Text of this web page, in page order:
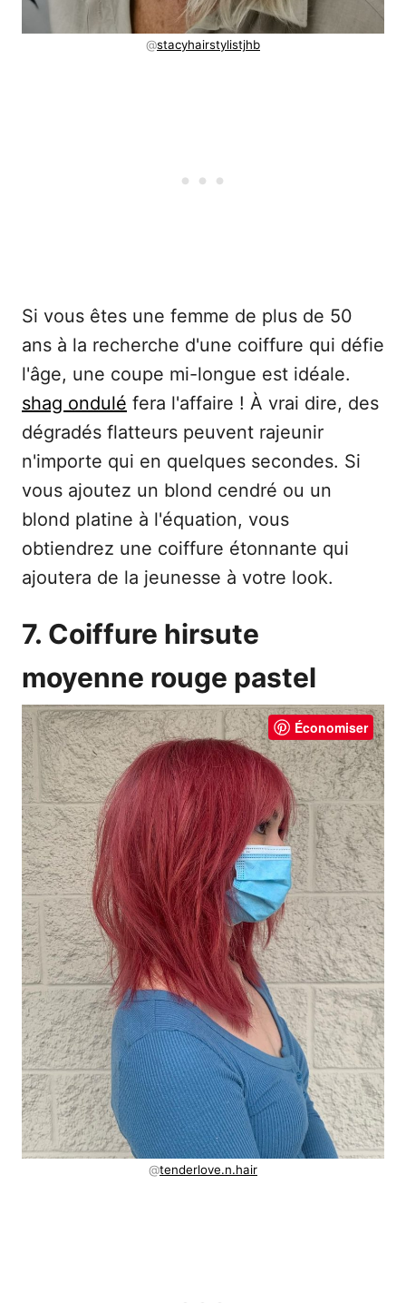
@stacyhairstylistjhb
Si vous êtes une femme de plus de 50
ans à la recherche d'une coiffure qui défie
l'âge, une coupe mi-longue est idéale.
shag ondulé fera l'affaire ! À vrai dire, des
dégradés flatteurs peuvent rajeunir
n'importe qui en quelques secondes. Si
vous ajoutez un blond cendré ou un
blond platine à l'équation, vous
obtiendrez une coiffure étonnante qui
ajoutera de la jeunesse à votre look.
7. Coiffure hirsute
moyenne rouge pastel
Économiser
@tenderlove.n.hair